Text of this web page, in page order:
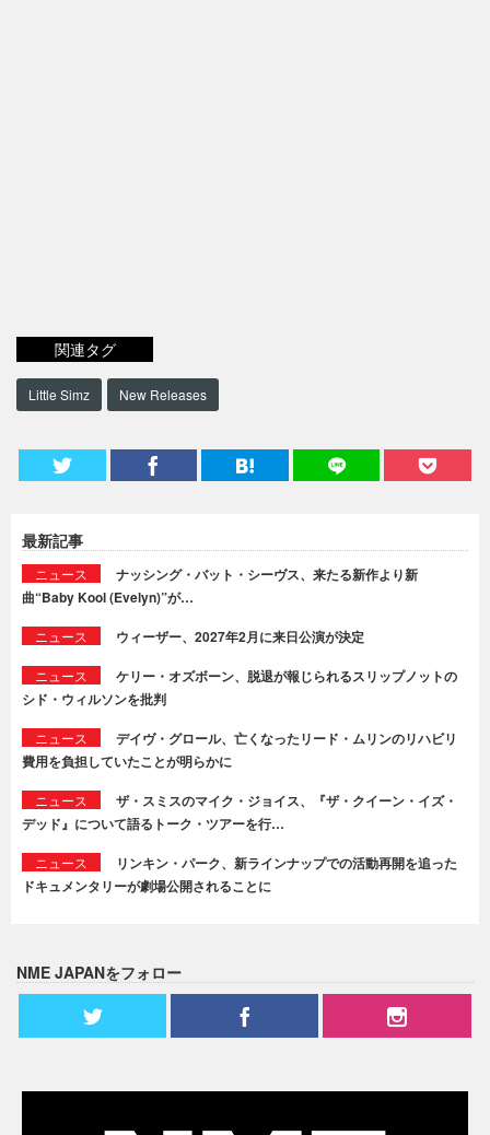
関連タグ
Little Simz New Releases
最新記事
ニュース
ナッシング・バット・シーヴス、来たる新作より新
曲“Baby Kool (Evelyn)”が…
ニュース ウィーザー、2027年2月に来日公演が決定
ニュース
ケリー・オズボーン、脱退が報じられるスリップノットの
シド・ウィルソンを批判
ニュース
デイヴ・グロール、亡くなったリード・ムリンのリハビリ
費用を負担していたことが明らかに
ニュース
ザ・スミスのマイク・ジョイス、『ザ・クイーン・イズ・
デッド』について語るトーク・ツアーを行…
ニュース
リンキン・パーク、新ラインナップでの活動再開を追った
ドキュメンタリーが劇場公開されることに
NME JAPANをフォロー